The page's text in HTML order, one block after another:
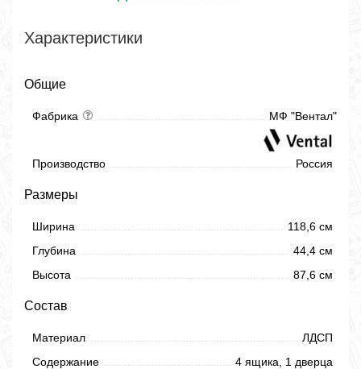
Характеристики
Общие
Фабрика МФ "Вентал"
Производство Россия
Размеры
Ширина
118,6 см
Глубина
44,4 см
Высота
87,6 см
Состав
Материал
ЛДСП
Содержание
4 ящика, 1 дверца